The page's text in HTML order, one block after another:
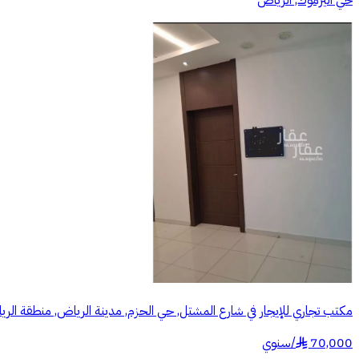
مكتب تجاري للإيجار في شارع المشتل, حي الحزم, مدينة الرياض, منطقة
70,000
§
/سنوي